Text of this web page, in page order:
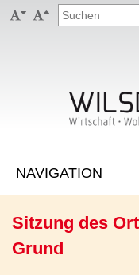
 
Sitzung des
Grund